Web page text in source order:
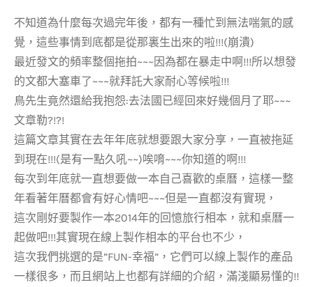
不知道為什麼每次過完年後，都有一種忙到無法喘氣的感
覺，這些事情到底都是從那裏生出來的啦!!!(崩潰)
最近發文的頻率整個拖拍~~~因為都在暴走中啊!!!所以想發
的文都大塞車了~~~就拜託大家耐心等候啦!!!
鳥先生竟然還給我抱怨:去法國已經回來好幾個月了耶~~~
文章勒?!?!
這篇文章其實在去年年底就想要跟大家分享，一直被拖延
到現在!!!(是有一點久吼~~)唉唷~~~你知道的啊!!!
每次到年底就一直想要做一本自己喜歡的桌曆，這樣一整
年看著年曆都會有好心情吧~~~但是一直都沒有實現，
這次剛好要製作一本2014年的回憶旅行相本，就和桌曆一
起做吧!!!其實現在線上製作相本的平台也不少，
這次我們挑選的是”FUN-幸福”，它們可以線上製作的產品
一樣很多，而且網站上也都有詳細的介紹，滿淺顯易懂的!!